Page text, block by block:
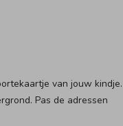
van jouw kindje.
Pas de adressen